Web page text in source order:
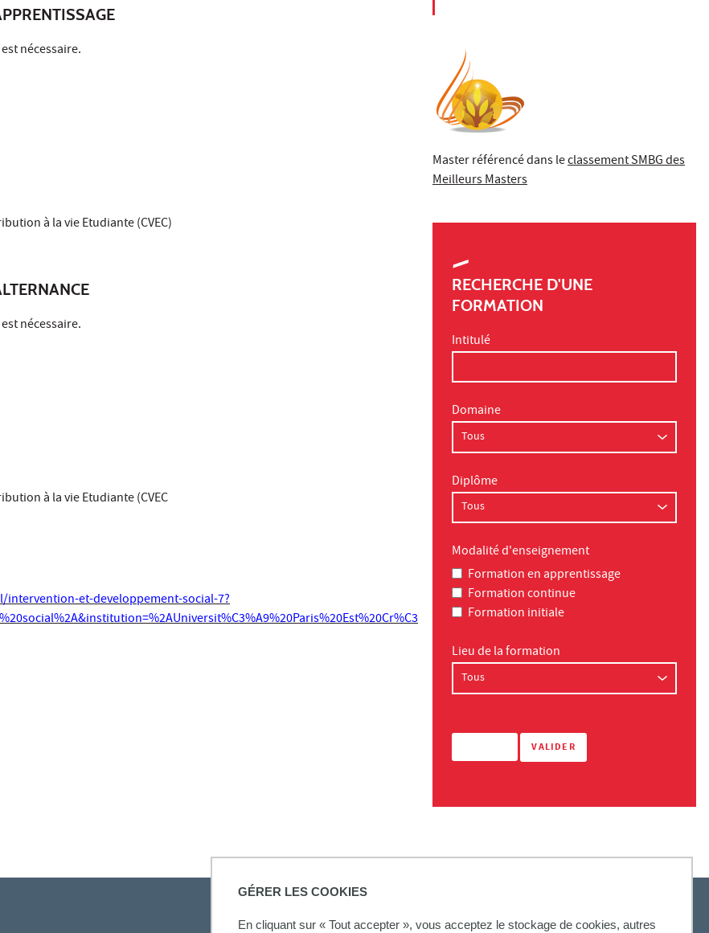
GÉRER LES COOKIES
En cliquant sur « Tout accepter », vous acceptez le stockage de cookies, autres
nécessaire.
à la vie Etudiante (CVEC)
nécessaire.
à la vie Etudiante (CVEC
et-developpement-social-7?
Master référencé dans leclassement SMBG des
Meilleurs Masters
RECHERCHE D'UNE
FORMATION
Intitulé
Domaine
Diplôme
Modalité d'enseignement
Formation en apprentissage
Formation continue
Formation initiale
Lieu de la formation